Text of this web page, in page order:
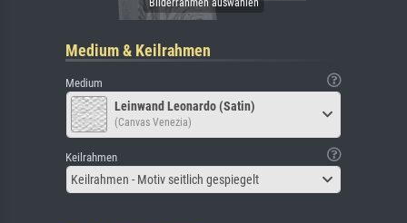
Medium & Keilrahmen
Medium
Leinwand Leonardo (Satin)
(Canvas Venezia)
Keilrahmen
Keilrahmen - Motiv seitlich gespiegelt